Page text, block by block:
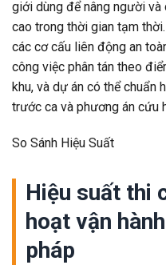
giới dùng để nâng người
cao trong thời gian tạm
các cơ cấu liên động an
công việc phân tán theo
khu, và dự án có thể chuẩn
trước ca và phương án cứu
So Sánh Hiệu Suất
Hiệu suất thi
hoạt vận
pháp